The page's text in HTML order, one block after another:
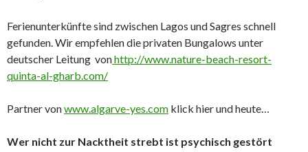
Ferienunterkünfte sind zwischen Lagos und Sagres schnell
gefunden. Wir empfehlen die privaten Bungalows unter
deutscher Leitung vonhttp://www.nature-beach-resort-
quinta-al-gharb.com/
Partner vonwww.algarve-yes.com klick hier und heute…
Wer nicht zur Nacktheit strebt ist psychisch gestört